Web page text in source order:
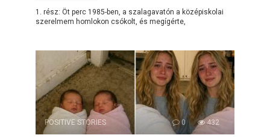
1. rész: Öt perc 1985-ben, a szalagavatón a középiskolai
szerelmem homlokon csókolt, és megígérte,
POSITIVE STORIES 0 432